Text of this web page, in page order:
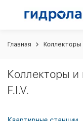
Главная Коллекторы
Коллекторы и
F.I.V.